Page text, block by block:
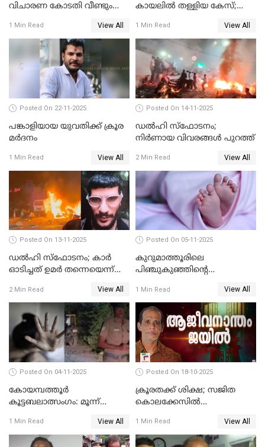
വിചാരണ കോടതി വീണ്ടും
1 Min Read View All
കായലില്‍ തള്ളിയ കേസ്;
1 Min Read View All
Posted On 22-11-2025
പങ്കാളിയായ യുവതിക്ക് ക്രൂര
മര്‍ദനം
1 Min Read View All
Posted On 14-11-2025
ഡല്‍ഹി സ്‌ഫോടനം;
നിര്‍ണായ വിവരങ്ങള്‍ പുറത്ത്
2 Min Read View All
Posted On 13-11-2025
ഡല്‍ഹി സ്‌ഫോടനം; കാര്‍
ഓടിച്ചത് ഉമര്‍ തന്നെയെന്ന്
പരിശോധനാഫലം
2 Min Read View All
Posted On 05-11-2025
കുറുമാത്തൂരിലെ
പിഞ്ചുകുഞ്ഞിന്റെ
അറസ്റ്റില്‍
1 Min Read View All
Posted On 04-11-2025
കോയമ്പത്തൂർ
കൂട്ടബലാത്സംഗം: മൂന്ന്
1 Min Read View All
Posted On 18-10-2025
ക്രൂരതക്ക് ശിക്ഷ; സജിത
കൊലക്കേസില്‍
ഇരട്ടജീവപര്യന്തം
1 Min Read View All